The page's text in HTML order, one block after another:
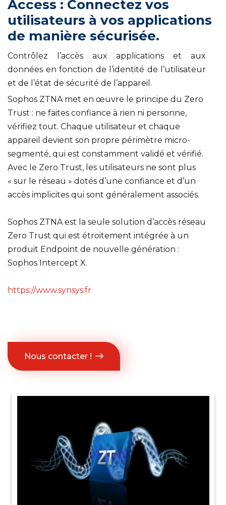
Access : Connectez vos
utilisateurs à vos applications
de manière sécurisée.
Contrôlez l’accès aux applications et aux
données en fonction de l’identité de l’utilisateur
et de l’état de sécurité de l’appareil.
Sophos ZTNA met en œuvre le principe du Zero
Trust : ne faites confiance à rien ni personne,
vérifiez tout. Chaque utilisateur et chaque
appareil devient son propre périmètre micro-
segmenté, qui est constamment validé et vérifié.
Avec le Zero Trust, les utilisateurs ne sont plus
« sur le réseau » dotés d’une confiance et d’un
accès implicites qui sont généralement associés.
Sophos ZTNA est la seule solution d’accès réseau
Zero Trust qui est étroitement intégrée à un
produit Endpoint de nouvelle génération :
Sophos Intercept X.
https://www.synsys.fr
Nous contacter !